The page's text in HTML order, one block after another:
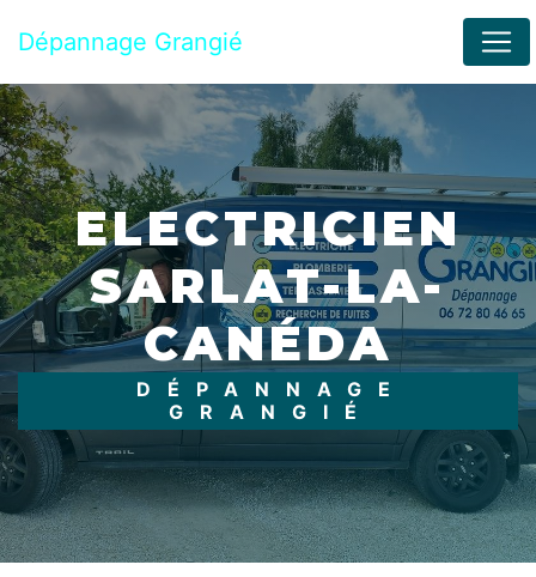
Dépannage Grangié
ELECTRICIEN
SARLAT-LA-
CANÉDA
DÉPANNAGE
GRANGIÉ